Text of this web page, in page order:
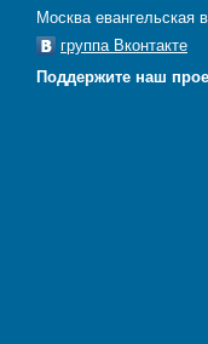
Москва евангельская
группа Вконтакте
Поддержите наш